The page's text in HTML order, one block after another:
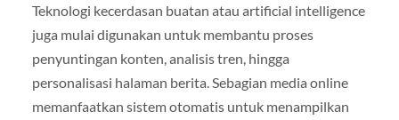
Teknologi kecerdasan buatan atau artificial intelligence
juga mulai digunakan untuk membantu proses
penyuntingan konten, analisis tren, hingga
personalisasi halaman berita. Sebagian media online
memanfaatkan sistem otomatis untuk menampilkan